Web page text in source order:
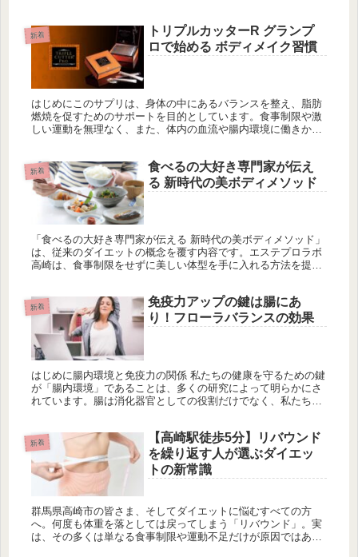
新着
トリプルカッターR グランプ
ロで始める ボディメイク習慣
はじめにこのサプリは、身体の中にあるバランスを整え、脂肪
燃焼を促すためのサポートを目的としています。食事制限や激
しい運動を無理なく、また、体内の血流や腸内環境に働きかけ
新着
食べるの大好き専門家が伝え
る 新時代の美ボディメソッド
「食べるの大好き専門家が伝える 新時代の美ボディメソッド」
は、従来のダイエットの概念を覆す内容です。エステプロラボ
高崎は、食事制限をせずに美しい体型を手に入れる方法を提案
要です。質の高い食材を取り入れ、満足感のある食事を楽しむ
ことが健康的な体作りにつながります。また、腸内環境を整え
ることで、肌や体重管理の改善も期待できます。心と体のバラ
ンスを保ちながら、楽しく健康的なライフスタイルを提案し、
無理なく理想の体型を目指します。
新着
免疫力アップの鍵は腸にあ
り！フローラバランスの効果
はじめに腸内環境と免疫力の関係 私たちの健康を守るための鍵
が「腸内環境」であることは、多くの研究によって明らかにさ
れています。腸は消化器官としての役割だけでなく、私たちの
新着
【高崎駅徒歩5分】リバウンド
を繰り返す人が選ぶダイエッ
トの新常識
群馬県高崎市の皆さま、そしてダイエットに悩むすべての方
へ。何度も体重を落としては戻ってしまう「リバウンド」。実
は、その多くは単なる食事制限や運動不足だけが原因ではあり